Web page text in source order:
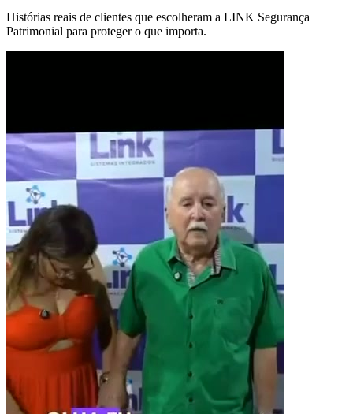
Histórias reais de clientes que escolheram a LINK Segurança
Patrimonial para proteger o que importa.